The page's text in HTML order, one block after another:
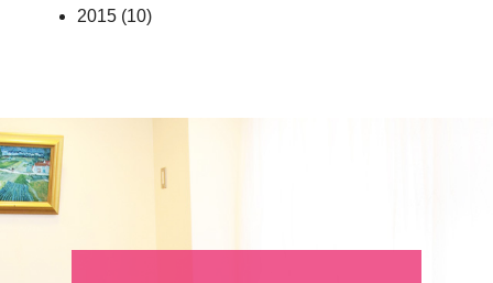
2015 (10)